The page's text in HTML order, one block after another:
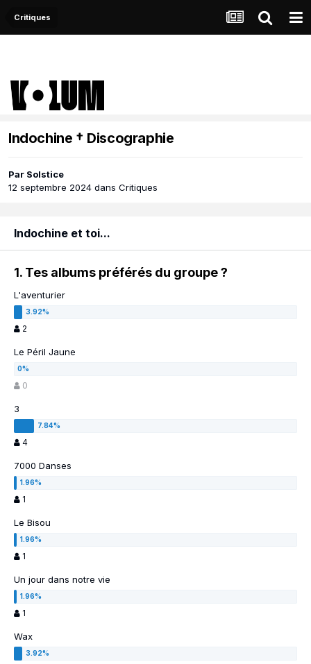
Critiques
Indochine † Discographie
Par Solstice
12 septembre 2024 dans Critiques
Indochine et toi...
1. Tes albums préférés du groupe ?
L'aventurier
2
Le Péril Jaune
0
3
4
7000 Danses
1
Le Bisou
1
Un jour dans notre vie
1
Wax